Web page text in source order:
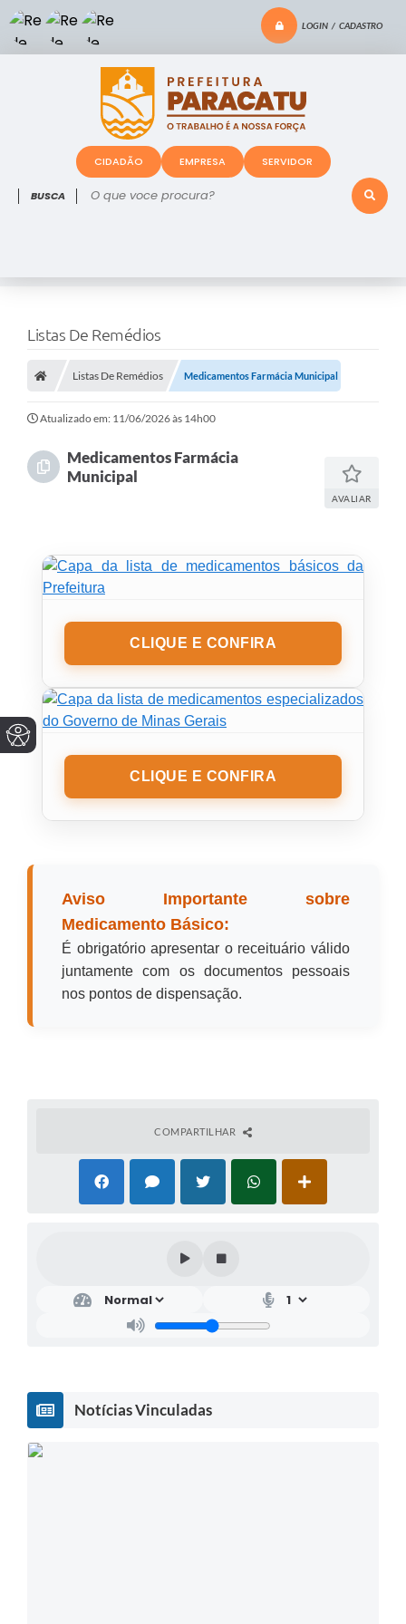
LOGIN / CADASTRO
O que voce procura?
CIDADÃO EMPRESA SERVIDOR
Listas De Remédios
Listas De Remédios Medicamentos Farmácia Municipal
Atualizado em: 11/06/2026 às 14h00
Medicamentos Farmácia
Municipal
AVALIAR
CLIQUE E CONFIRA
CLIQUE E CONFIRA
Aviso Importante sobre
Medicamento Básico:
É obrigatório apresentar o receituário válido
juntamente com os documentos pessoais
nos pontos de dispensação.
COMPARTILHAR
Notícias Vinculadas